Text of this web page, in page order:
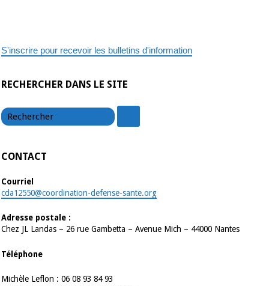
S'inscrire pour recevoir les bulletins d'information
RECHERCHER DANS LE SITE
CONTACT
Courriel
cda12550@coordination-defense-sante.org
Adresse postale :
Chez JL Landas – 26 rue Gambetta – Avenue Mich – 44000 Nantes
Téléphone
Michèle Leflon : 06 08 93 84 93